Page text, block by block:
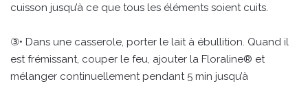
cuisson jusqu’à ce que tous les éléments soient cuits.
③• Dans une casserole, porter le lait à ébullition. Quand il
est frémissant, couper le feu, ajouter la Floraline® et
mélanger continuellement pendant 5 min jusqu’à